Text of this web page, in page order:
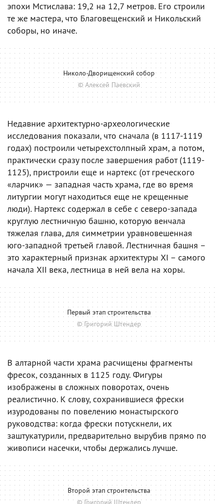
эпохи Мстислава: 19,2 на 12,7 метров. Его строили
те же мастера, что Благовещенский и Никольский
соборы, но иначе.
Николо-Дворищенский собор
© Алексей Паевский
Недавние архитектурно-археологические
исследования показали, что сначала (в 1117-1119
годах) построили четырехстолпный храм, а потом,
практически сразу после завершения работ (1119-
1125), пристроили еще и нартекс (от греческого
«ларчик» — западная часть храма, где во время
литургии могут находиться еще не крещенные
люди). Нартекс содержал в себе с северо-запада
круглую лестничную башню, которую венчала
тяжелая глава, для симметрии уравновешенная
юго-западной третьей главой. Лестничная башня –
это характерный признак архитектуры XI – самого
начала XII века, лестница в ней вела на хоры.
Первый этап строительства
© Григорий Штендер
В алтарной части храма расчищены фрагменты
фресок, созданных в 1125 году. Фигуры
изображены в сложных поворотах, очень
реалистично. К слову, сохранившиеся фрески
изуродованы по повелению монастырского
руководства: когда фрески потускнели, их
заштукатурили, предварительно вырубив прямо по
живописи насечки, чтобы держались лучше.
Второй этап строительства
© Григорий Штендер